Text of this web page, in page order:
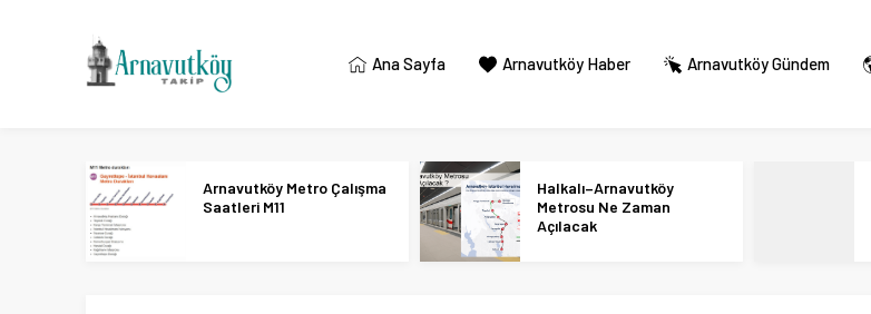
Ana Sayfa Arnavutköy Haber Arnavutköy Gündem
Arnavutköy Metro Çalışma
Saatleri M11
Halkalı–Arnavutköy
Metrosu Ne Zaman
Açılacak